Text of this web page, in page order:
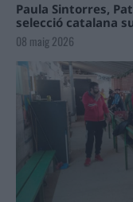
Paula Sintorres,
selecció catalana
08 maig 2026